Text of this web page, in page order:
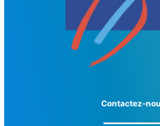
Contactez-